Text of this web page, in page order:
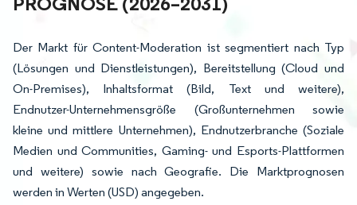
Der Markt für Content-Moderation ist segmentiert nach Typ
(Lösungen und Dienstleistungen), Bereitstellung (Cloud und
On-Premises), Inhaltsformat (Bild, Text und weitere),
Endnutzer-Unternehmensgröße (Großunternehmen sowie
kleine und mittlere Unternehmen), Endnutzerbranche (Soziale
Medien und Communities, Gaming- und Esports-Plattformen
und weitere) sowie nach Geografie. Die Marktprognosen
werden in Werten (USD) angegeben.